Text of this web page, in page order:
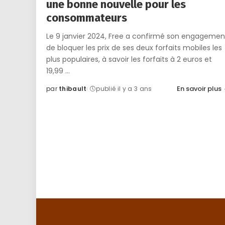
une bonne nouvelle pour les
consommateurs
Le 9 janvier 2024, Free a confirmé son
de bloquer les prix de ses deux forfaits mobiles les
plus populaires, à savoir les forfaits à 2 euros et
19,99 ...
Posted
par thibault publié il y a 3 ans En savoir plus